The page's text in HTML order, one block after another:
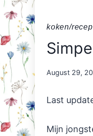
koken/
By
August 29,
Last
Mijn